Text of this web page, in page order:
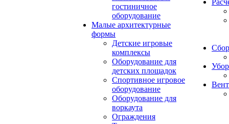
гостиничное
оборудование
Малые архитектурные
формы
Детские игровые
комплексы
Оборудование для
детских площадок
Спортивное игровое
оборудование
Оборудование для
воркаута
Ограждения